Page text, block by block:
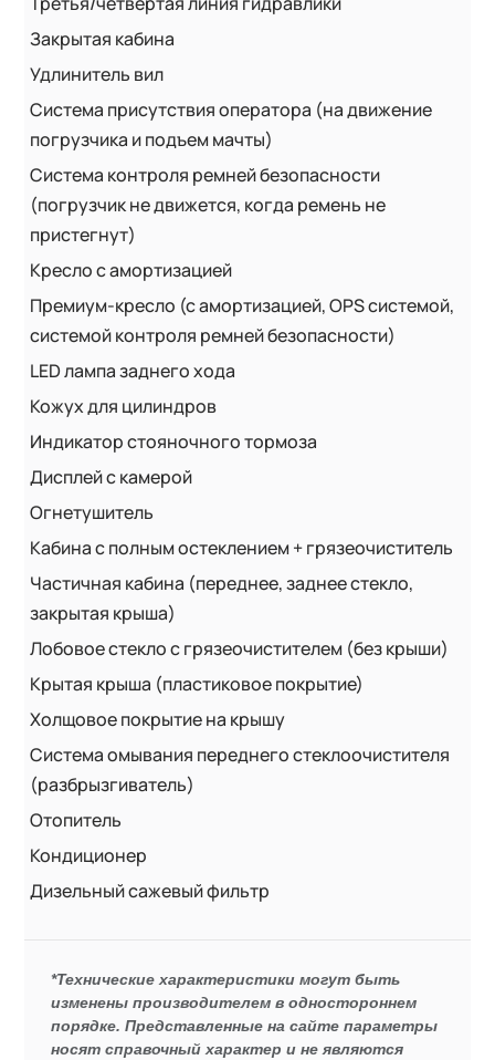
Закрытая кабина
Удлинитель вил
Система присутствия оператора (на движение
погрузчика и подъем мачты)
Система контроля ремней безопасности
(погрузчик не движется, когда ремень не
пристегнут)
Кресло с амортизацией
Премиум-кресло (с амортизацией, OPS системой,
системой контроля ремней безопасности)
LED лампа заднего хода
Кожух для цилиндров
Индикатор стояночного тормоза
Дисплей с камерой
Огнетушитель
Кабина с полным остеклением + грязеочиститель
Частичная кабина (переднее, заднее стекло,
закрытая крыша)
Лобовое стекло с грязеочистителем (без крыши)
Крытая крыша (пластиковое покрытие)
Холщовое покрытие на крышу
Система омывания переднего стеклоочистителя
(разбрызгиватель)
Отопитель
Кондиционер
Дизельный сажевый фильтр
*Технические характеристики могут быть
изменены производителем в одностороннем
порядке. Представленные на сайте параметры
носят справочный характер и не являются